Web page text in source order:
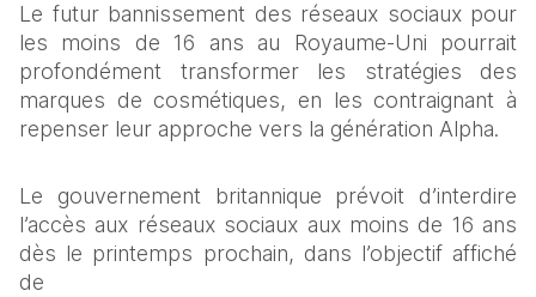
Le futur bannissement des réseaux sociaux pour
les moins de 16 ans au Royaume-Uni pourrait
profondément transformer les stratégies des
marques de cosmétiques, en les contraignant à
repenser leur approche vers la génération Alpha.
Le gouvernement britannique prévoit d’interdire
l’accès aux réseaux sociaux aux moins de 16 ans
dès le printemps prochain, dans l’objectif affiché
de